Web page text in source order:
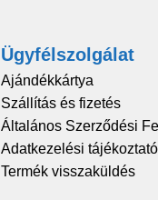
Ügyfélszolgálat
Ajándékkártya
Szállítás és fizetés
Általános Szerződési
Adatkezelési tájékoztató
Termék visszaküldés